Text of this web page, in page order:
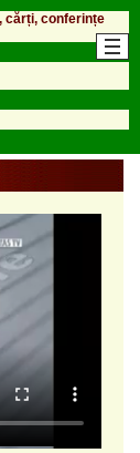
cărți, conferințe